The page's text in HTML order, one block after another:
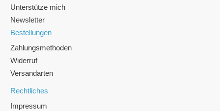
Unterstütze mich
Newsletter
Bestellungen
Zahlungsmethoden
Widerruf
Versandarten
Rechtliches
Impressum